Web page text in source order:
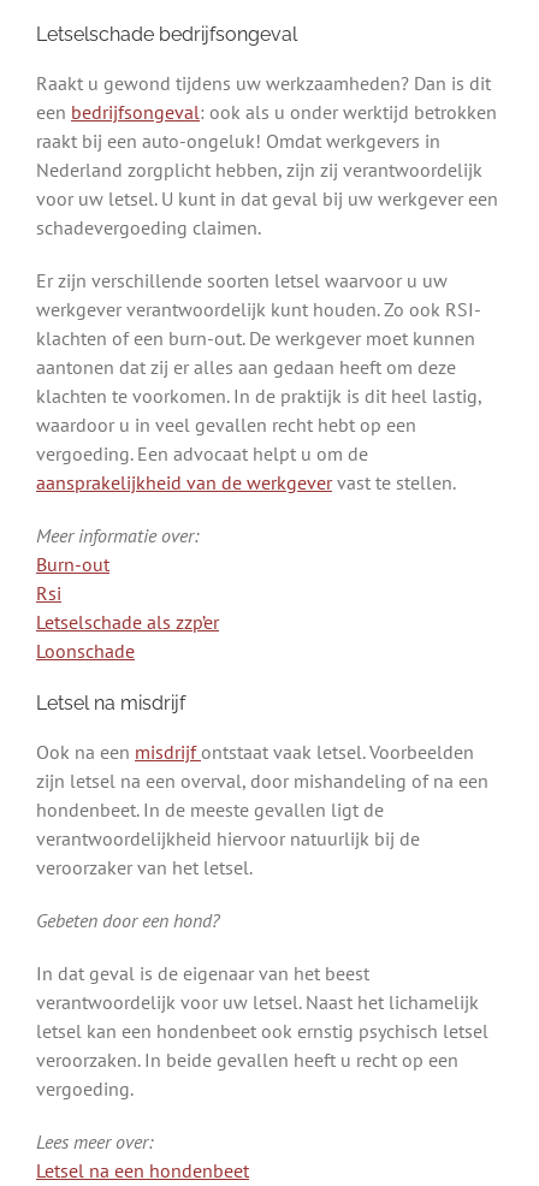
Letselschade bedrijfsongeval
Raakt u gewond tijdens uw werkzaamheden? Dan is dit
een bedrijfsongeval: ook als u onder werktijd betrokken
raakt bij een auto-ongeluk! Omdat werkgevers in
Nederland zorgplicht hebben, zijn zij verantwoordelijk
voor uw letsel. U kunt in dat geval bij uw werkgever een
schadevergoeding claimen.
Er zijn verschillende soorten letsel waarvoor u uw
werkgever verantwoordelijk kunt houden. Zo ook RSI-
klachten of een burn-out. De werkgever moet kunnen
aantonen dat zij er alles aan gedaan heeft om deze
klachten te voorkomen. In de praktijk is dit heel lastig,
waardoor u in veel gevallen recht hebt op een
vergoeding. Een advocaat helpt u om de
aansprakelijkheid van de werkgevervast te stellen.
Meer informatie over:
Burn-out
Rsi
Letselschade als zzp’er
Loonschade
Letsel na misdrijf
Ook na een misdrijf ontstaat vaak letsel. Voorbeelden
zijn letsel na een overval, door mishandeling of na een
hondenbeet. In de meeste gevallen ligt de
verantwoordelijkheid hiervoor natuurlijk bij de
veroorzaker van het letsel.
Gebeten door een hond?
In dat geval is de eigenaar van het beest
verantwoordelijk voor uw letsel. Naast het lichamelijk
letsel kan een hondenbeet ook ernstig psychisch letsel
veroorzaken. In beide gevallen heeft u recht op een
vergoeding.
Lees meer over:
Letsel na een hondenbeet